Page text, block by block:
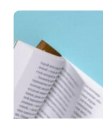
detal...